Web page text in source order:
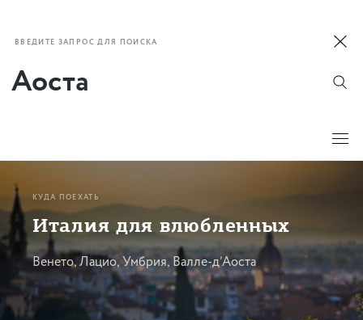
ВВЕДИТЕ ЗАПРОС ДЛЯ ПОИСКА
КУДА ПОЕХАТЬ
Италия для влюбленных
Венето, Лацио, Умбрия, Валле-д’Аоста